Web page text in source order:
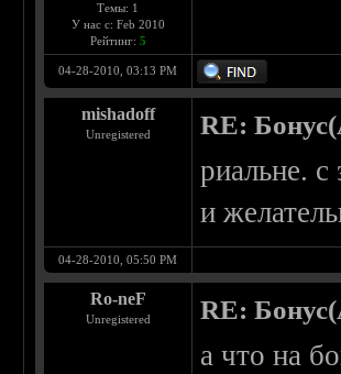
Темы: 1
У нас с: Feb 2010
Рейтинг: 5
04-28-2010, 03:13 PM
mishadoff
Unregistered RE:
риальне.
и
04-28-2010, 05:50 PM
Ro-neF
Unregistered RE:
а что на